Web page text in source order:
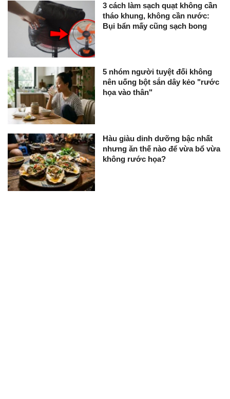
3 cách làm sạch quạt không cần
tháo khung, không cần nước:
Bụi bẩn mấy cũng sạch bong
5 nhóm người tuyệt đối không
nên uống bột sắn dây kẻo "rước
họa vào thân"
Hàu giàu dinh dưỡng bậc nhất
nhưng ăn thế nào để vừa bổ vừa
không rước họa?